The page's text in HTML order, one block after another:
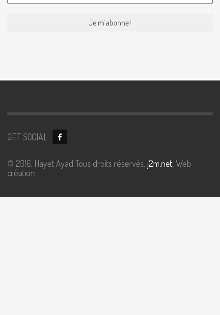
GET SOCIAL
© 2016. Hayet Ayad Tous droits réservés. j2m.net. Web
création